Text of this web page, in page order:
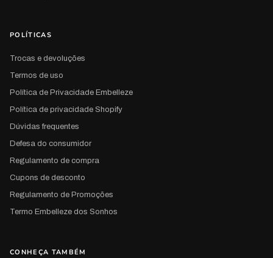
POLÍTICAS
Trocas e devoluções
Termos de uso
Política de Privacidade Embelleze
Política de privacidade Shopify
Dúvidas frequentes
Defesa do consumidor
Regulamento de compra
Cupons de desconto
Regulamento de Promoções
Termo Embelleze dos Sonhos
CONHEÇA TAMBÉM